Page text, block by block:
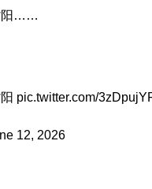
阳……
pic.twitter.com/
12, 2026